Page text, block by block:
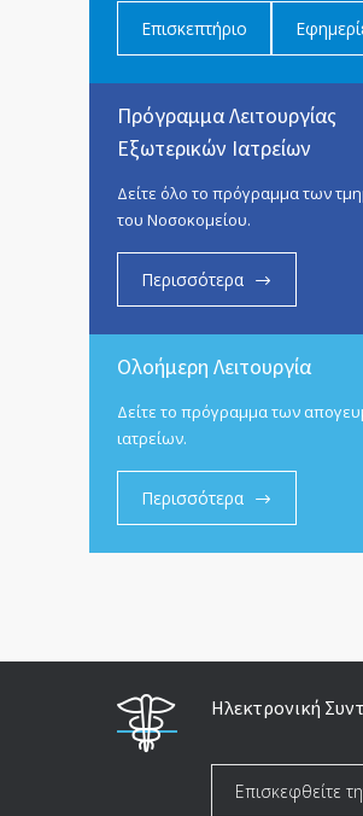
Επισκεπτήριο
Πρόγραμμα Λειτουργίας
Εξωτερικών Ιατρείων
Δείτε όλο το πρόγραμμα των
του Νοσοκομείου.
Περισσότερα
Ολοήμερη Λειτουργία
Δείτε το πρόγραμμα των
ιατρείων.
Περισσότερα
Ηλεκτρονική
Επισκεφθείτε